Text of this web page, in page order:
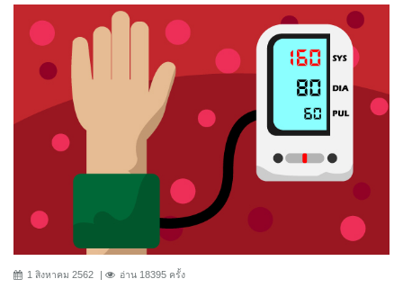
1 สิงหาคม 2562 อ่าน 18395 ครั้ง